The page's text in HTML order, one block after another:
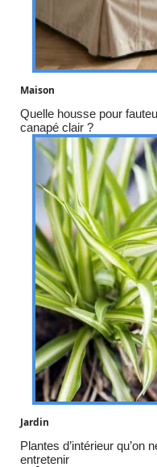
Maison
Quelle housse pour
canapé clair ?
Jardin
Plantes d’intérieur qu’on
entretenir